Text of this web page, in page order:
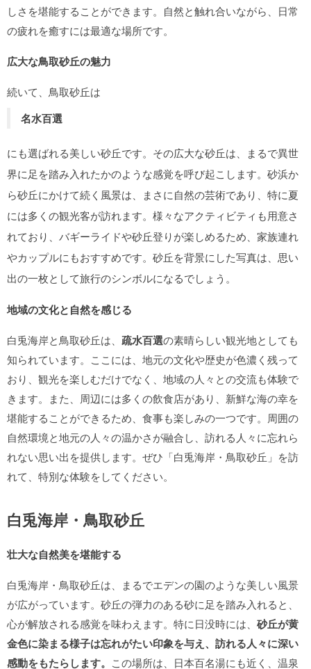
しさを堪能することができます。自然と触れ合いながら、日常
の疲れを癒すには最適な場所です。
広大な鳥取砂丘の魅力
続いて、鳥取砂丘は
名水百選
にも選ばれる美しい砂丘です。その広大な砂丘は、まるで異世
界に足を踏み入れたかのような感覚を呼び起こします。砂浜か
ら砂丘にかけて続く風景は、まさに自然の芸術であり、特に夏
には多くの観光客が訪れます。様々なアクティビティも用意さ
れており、バギーライドや砂丘登りが楽しめるため、家族連れ
やカップルにもおすすめです。砂丘を背景にした写真は、思い
出の一枚として旅行のシンボルになるでしょう。
地域の文化と自然を感じる
白兎海岸と鳥取砂丘は、 疏水百選の素晴らしい観光地としても
知られています。ここには、地元の文化や歴史が色濃く残って
おり、観光を楽しむだけでなく、地域の人々との交流も体験で
きます。また、周辺には多くの飲食店があり、新鮮な海の幸を
堪能することができるため、食事も楽しみの一つです。周囲の
自然環境と地元の人々の温かさが融合し、訪れる人々に忘れら
れない思い出を提供します。ぜひ「白兎海岸・鳥取砂丘」を訪
れて、特別な体験をしてください。
白兎海岸・鳥取砂丘
壮大な自然美を堪能する
白兎海岸・鳥取砂丘は、まるでエデンの園のような美しい風景
が広がっています。砂丘の弾力のある砂に足を踏み入れると、
心が解放される感覚を味わえます。特に日没時には、 砂丘が黄
金色に染まる様子は忘れがたい印象を与え、訪れる人々に深い
感動をもたらします。 この場所は、日本百名湯にも近く、温泉